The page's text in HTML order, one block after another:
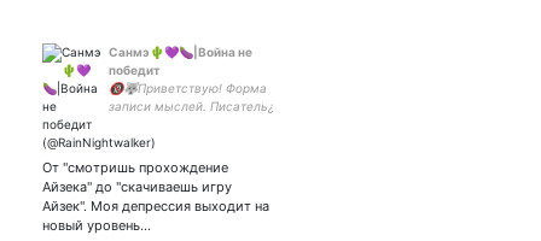
Санмэ🌵💜🍆|Война не
победит
🔞🐺Приветствую! Форма
записи мыслей. Писатель¿
Мультифендом,
BJDmodelng,
Инста:Poser3DLove
Ваш(а)KD@
#ВлюбленныйВГолос34_5
От "смотришь прохождение
Айзека" до "скачиваешь игру
Айзек". Моя депрессия выходит на
новый уровень...